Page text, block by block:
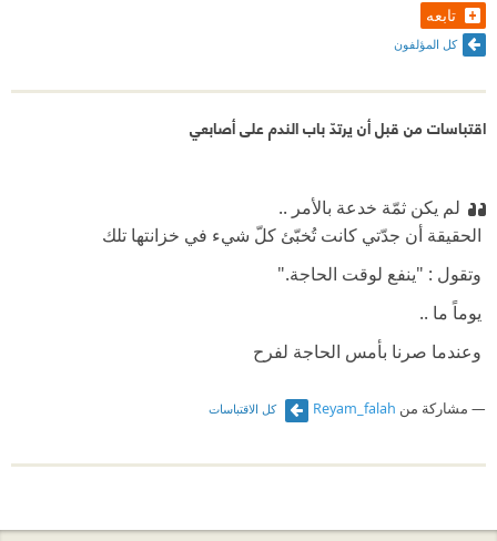
تابعه
كل المؤلفون
اقتباسات من قبل أن يرتدّ باب الندم على أصابعي
لم ‬يكن ‬ثمّة ‬خدعة ‬بالأمر ‭..‬‬‬‬‬‬
‫ الحقيقة ‬أن ‬جدّتي ‬كانت ‬تُخبّئ ‬كلّ ‬شيء ‬في ‬خزانتها ‬تلك‬‬‬‬‬‬‬‬‬
‫ وتقول : "ينفع لوقت ‬الحاجة‮"‬‭.‬‬‬‬‬‬‬
‫ يوماً ‬ما ‭..‬‬‬
‫ وعندما ‬صرنا بأمس ‬الحاجة ‬لفرح‬‬‬‬
مشاركة من Reyam_falah كل الاقتباسات